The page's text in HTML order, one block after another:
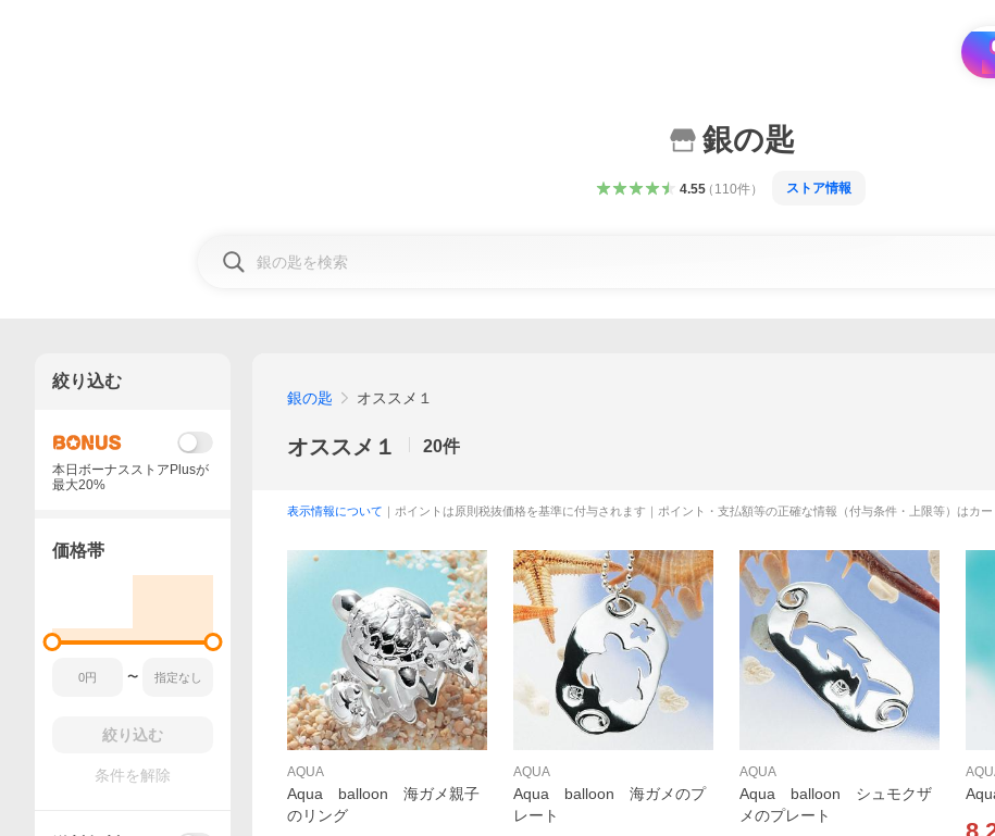
i
銀の匙
4.55（ 110件） ストア情報
銀の匙 オススメ１
オススメ１ 20件
表示情報について ｜ポイントは原則税抜価格を基準に付与されます｜ポイント・支払額等の正確な情報（付与条件・上限等）はカ
AQUA
Aqua balloon 海ガメ親子
のリング
AQUA
Aqua balloon 海ガメのプ
レート
AQUA
Aqua balloon シュモクザ
メのプレート
絞り込む
本日ボーナスストアPlusが
最大20%
価格帯
〜
絞り込む
条件を解除